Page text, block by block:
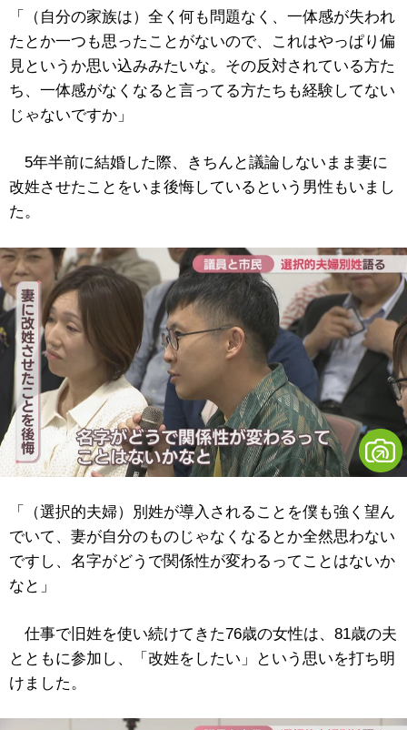
「（自分の家族は）全く何も問題なく、一体感が失われ
たとか一つも思ったことがないので、これはやっぱり偏
見というか思い込みみたいな。その反対されている方た
ち、一体感がなくなると言ってる方たちも経験してない
じゃないですか」
5年半前に結婚した際、きちんと議論しないまま妻に
改姓させたことをいま後悔しているという男性もいまし
た。
「（選択的夫婦）別姓が導入されることを僕も強く望ん
でいて、妻が自分のものじゃなくなるとか全然思わない
ですし、名字がどうで関係性が変わるってことはないか
なと」
仕事で旧姓を使い続けてきた76歳の女性は、81歳の夫
とともに参加し、「改姓をしたい」という思いを打ち明
けました。